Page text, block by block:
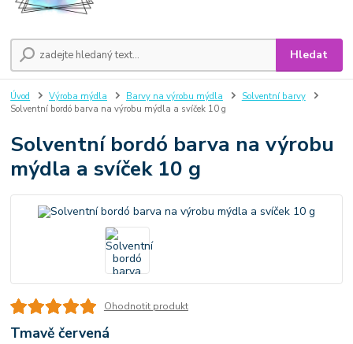
Hledat
Úvod Výroba mýdla Barvy na výrobu mýdla
Solventní barvy
Solventní bordó barva na výrobu mýdla a svíček 10 g
Solventní bordó barva na výrobu
mýdla a svíček 10 g
Ohodnotit produkt
Tmavě červená